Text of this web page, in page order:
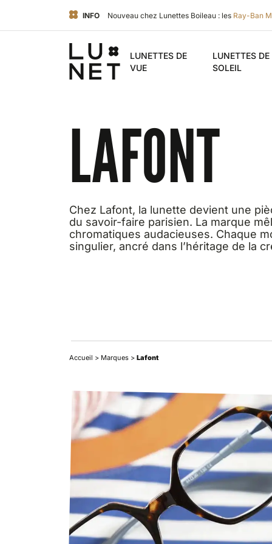
INFO Nouveau chez Lunettes Boileau : les Ray-Ban
LUNETTES DE
VUE
LUNETTES DE
SOLEIL
LAFONT
Chez Lafont, la lunette devient une
du savoir-faire parisien. La marque
chromatiques audacieuses. Chaque
singulier, ancré dans l’héritage de la
Accueil > Marques > Lafont